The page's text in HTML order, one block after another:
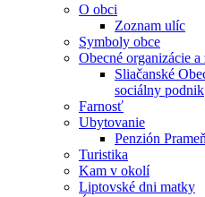
O obci
Zoznam ulíc
Symboly obce
Obecné organizácie a
Sliačanské
sociálny podnik
Farnosť
Ubytovanie
Penzión Prameň
Turistika
Kam v okolí
Liptovské dni matky